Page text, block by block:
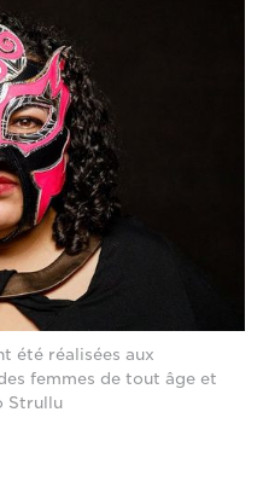
été réalisées aux
femmes de tout âge et
Strullu